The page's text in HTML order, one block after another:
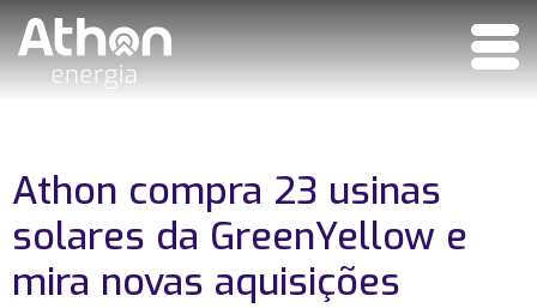
Athon compra 23 usinas
solares da GreenYellow e
mira novas aquisições